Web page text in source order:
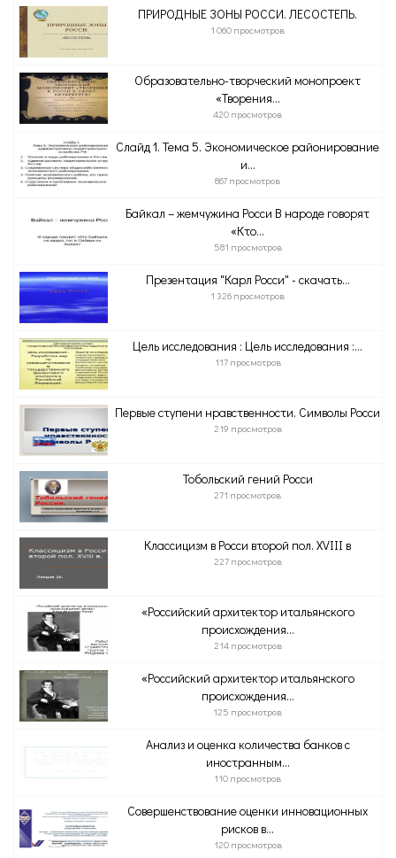
ПРИРОДНЫЕ ЗОНЫ РОССИ. ЛЕСОСТЕПЬ.
1 060 просмотров
Образовательно-творческий монопроект
«Творения...
420 просмотров
Слайд 1. Тема 5. Экономическое районирование
и...
867 просмотров
Байкал – жемчужина Росси В народе говорят
«Кто...
581 просмотров
Презентация "Карл Росси" - скачать...
1 326 просмотров
Цель исследования : Цель исследования :...
117 просмотров
Первые ступени нравственности. Символы Росси
219 просмотров
Тобольский гений Росси
271 просмотров
Классицизм в Росси второй пол. XVІІІ в
227 просмотров
«Российский архитектор итальянского
происхождения...
214 просмотров
«Российский архитектор итальянского
происхождения...
125 просмотров
Анализ и оценка количества банков с
иностранным...
110 просмотров
Совершенствование оценки инновационных
рисков в...
120 просмотров